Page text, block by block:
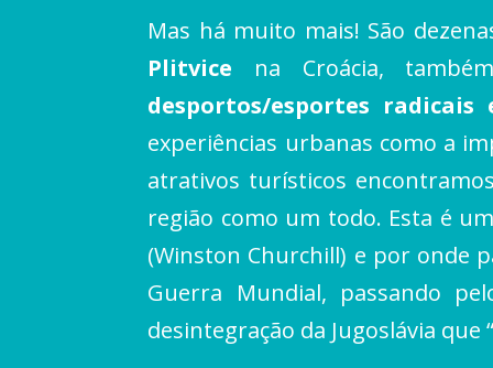
Mas há muito mais! São
Plitvice na Croácia,
desportos/esportes
experiências urbanas como a
atrativos turísticos
região como um todo. Esta é
(Winston Churchill) e por onde
Guerra Mundial, passando
desintegração da Jugoslávia que